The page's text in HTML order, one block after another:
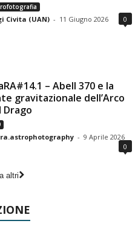
Civita (UAN) - 11 Giugno 2026 0
– Abell 370 e la
gravitazionale dell’Arco
Drago
- 9 Aprile 2026
0
altri